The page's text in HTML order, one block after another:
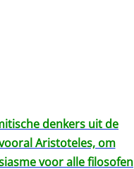
denkers uit de
Aristoteles, om
voor alle filosofen